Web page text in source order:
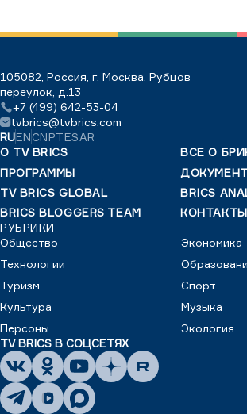
105082, Россия, г. Москва, Рубцов
переулок, д.13
+7 (499) 642-53-04
tvbrics@tvbrics.com
RUENCNPTESAR
О TV BRICS
ВСЕ О
ПРОГРАММЫ
TV BRICS GLOBAL
BRICS
BRICS BLOGGERS TEAM
КОНТАКТЫ
РУБРИКИ
Общество
Экономика
Технологии
Туризм
Спорт
Культура
Музыка
Персоны
Экология
TV BRICS В СОЦСЕТЯХ